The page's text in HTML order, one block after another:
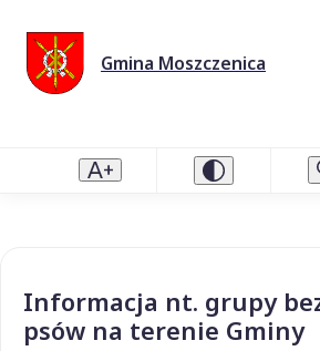
Gmina Moszczenica
Informacja nt. grupy
psów na terenie Gminy